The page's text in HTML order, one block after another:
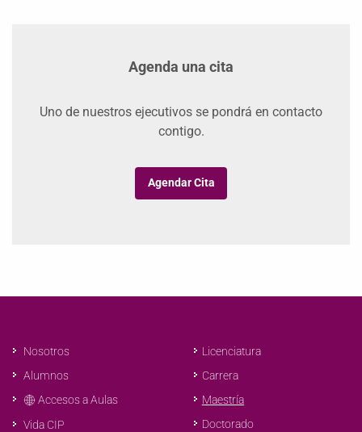
Agenda una cita
Uno de nuestros ejecutivos se pondrá en contacto
contigo.
Agendar Cita
Nosotros
Alumnos
Accesos a Aulas
Vida CIP
Licenciatura
Carrera
Maestría
Doctorado